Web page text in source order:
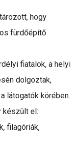
hogy
fürdőépítő
fiatalok, a helyi
dolgoztak,
látogatók körében.
készült el:
filagóriák,